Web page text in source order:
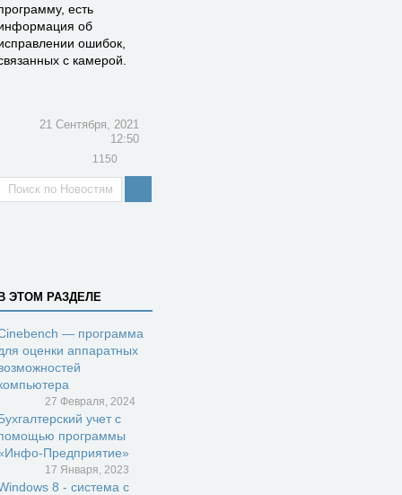
есть
об
ошибок,
с камерой.
21 Сентября, 2021
12:50
1150
ЭТОМ РАЗДЕЛЕ
— программа
оценки аппаратных
27 Февраля, 2024
учет с
программы
Предприятие»
17 Января, 2023
8 - система с